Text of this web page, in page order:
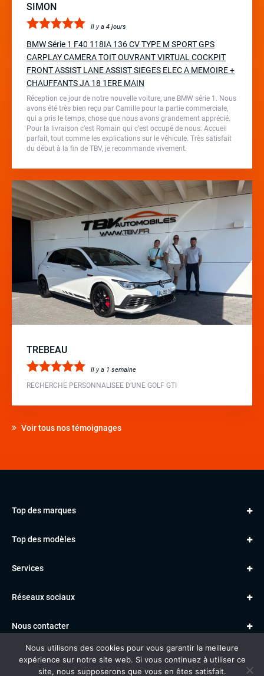
SIMON
Il y a 4 jours
BMW Série 1 F40 118IA 136 CV TYPE M SPORT GPS
CARPLAY CAMERA TOIT OUVRANT VIRTUAL COCKPIT
FRONT ASSIST LANE ASSIST SIEGES ELEC A MEMOIRE +
CHAUFFANTS JA 18 1ERE MAIN
Réception ce jour de notre nouvelle voiture, une BMW série 1. Nous
avons été très bien reçu par Camille pour la partie commerciale,
qui a pris le temps, chose que nous avons grandement apprécié.
Pour la livraison c’est Romain qui c’est occupé de nous. Accueil
parfait, tout comme les explications sur le véhicule. Très satisfait
du début à la fin de TBV, je recommande vivement.
TREBEAU
Il y a 1 semaine
RECHERCHE PERSONNALISEE D’UNE GOLF GTI
Voir tous nos témoignages
Top des marques
VOLKSWAGEN
BMW
Top des modèles
Classe A
A3
Services
Le garage TBV
Location TBV
Réseaux sociaux
Nous contacter
Données personnelles Mentions légales
Voitures vendues
Nous utilisons des cookies pour vous garantir la meilleure
expérience sur notre site web. Si vous continuez à utiliser ce
site, nous supposerons que vous en êtes satisfait.